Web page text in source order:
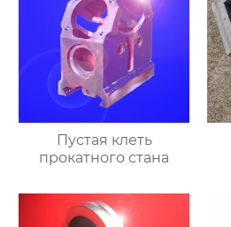
Пустая клеть
прокатного стана